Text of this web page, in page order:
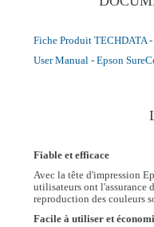
Fiche Produit TECHDATA
User Manual - Epson
Fiable et efficace
Avec la tête d'impression
utilisateurs ont l'assurance
reproduction des couleurs
Facile à utiliser et